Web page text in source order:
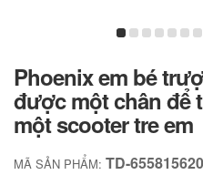
Phoenix em bé
được một chân để
một scooter tre em
MÃ SẢN PHẨM: TD-